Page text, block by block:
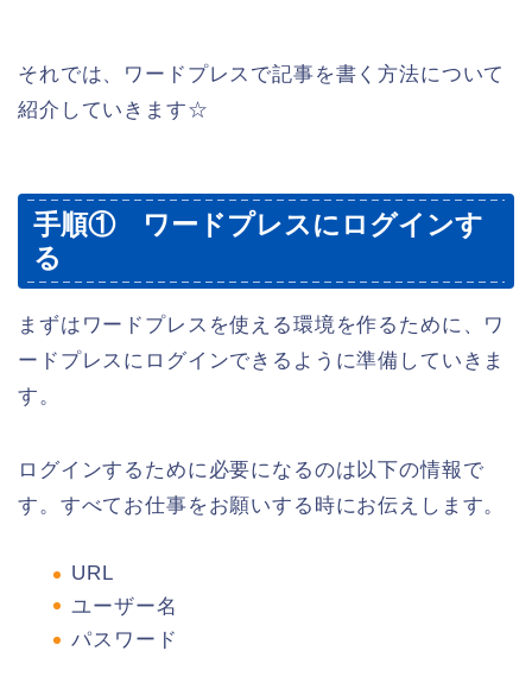
それでは、ワードプレスで記事を書く方法について
紹介していきます☆
手順① ワードプレスにログインす
る
まずはワードプレスを使える環境を作るために、ワ
ードプレスにログインできるように準備していきま
す。
ログインするために必要になるのは以下の情報で
す。すべてお仕事をお願いする時にお伝えします。
URL
ユーザー名
パスワード